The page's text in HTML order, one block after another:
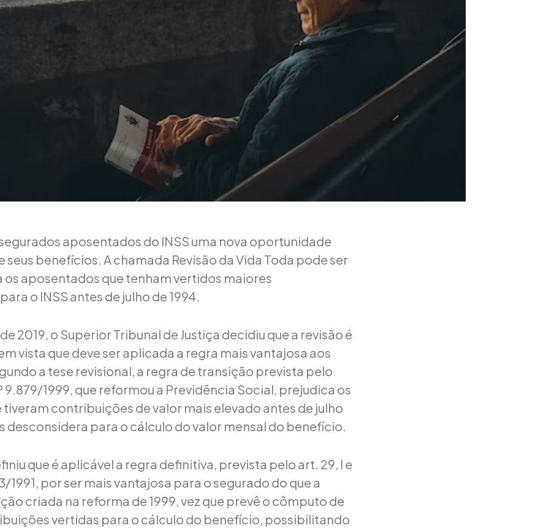
aposentados do INSS uma nova oportunidade
seus benefícios. A chamada Revisão da Vida Toda pode ser
os aposentados que tenham vertidos maiores
o INSS antes de julho de 1994.
2019, o Superior Tribunal de Justiça decidiu que a revisão é
vista que deve ser aplicada a regra mais vantajosa aos
a tese revisional, a regra de transição prevista pelo
9.879/1999, que reformou a Previdência Social, prejudica os
tiveram contribuições de valor mais elevado antes de julho
desconsidera para o cálculo do valor mensal do benefício.
que é aplicável a regra definitiva, prevista pelo art. 29, I e
1991, por ser mais vantajosa para o segurado do que a
criada na reforma de 1999, vez que prevê o cômputo de
vertidas para o cálculo do benefício, possibilitando